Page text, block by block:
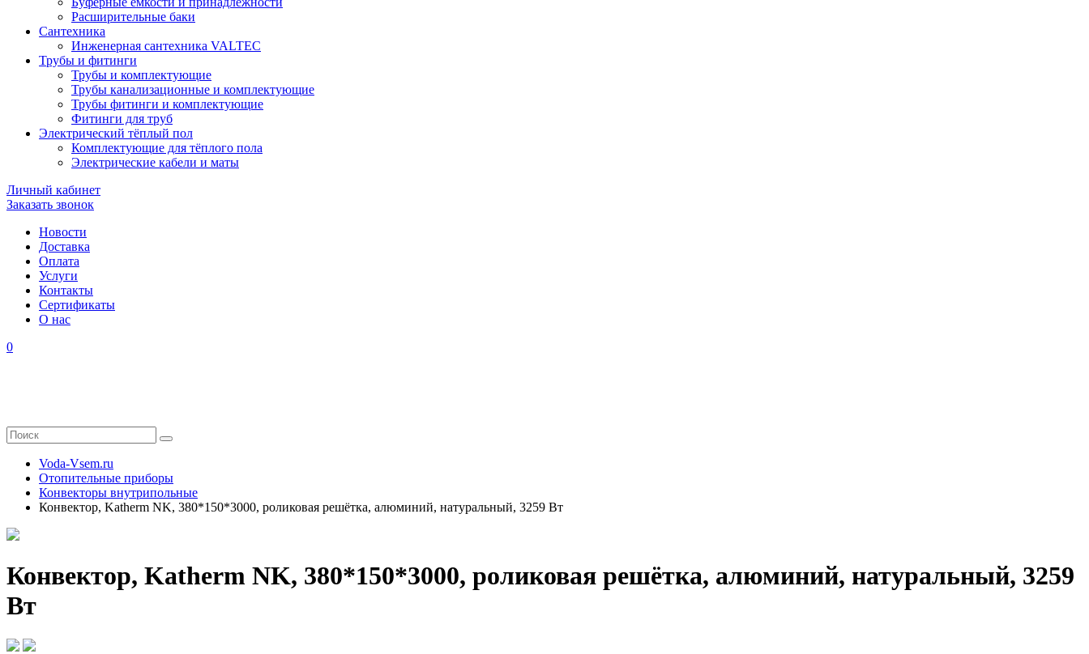
Расширительные баки
Сантехника
Инженерная сантехника VALTEC
Трубы и фитинги
Трубы и комплектующие
Трубы канализационные и комплектующие
Трубы фитинги и комплектующие
Фитинги для труб
Электрический тёплый пол
Комплектующие для тёплого пола
Электрические кабели и маты
Личный кабинет
Заказать звонок
Новости
Доставка
Оплата
Услуги
Контакты
Cертификаты
О нас
0
Voda-Vsem.ru
Отопительные приборы
Конвекторы внутрипольные
Конвектор, Katherm NK, 380*150*3000, роликовая решётка, алюминий, натуральный, 3259 Вт
Конвектор, Katherm NK, 380*150*3000, роликовая решётка, алюминий, натуральный, 3259
Вт